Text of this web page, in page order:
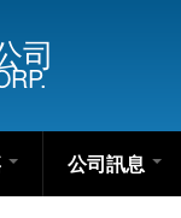
司
公司訊息